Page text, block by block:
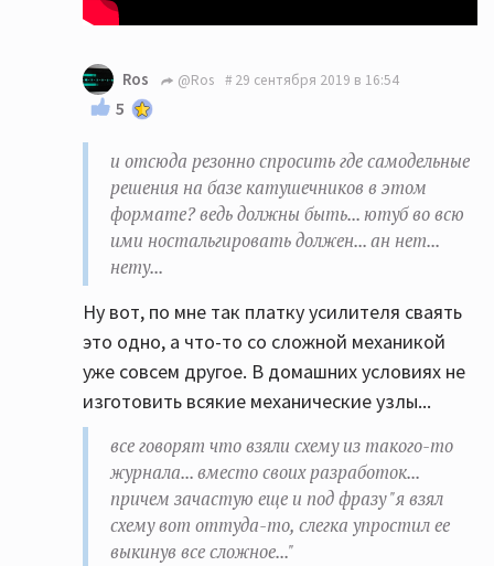
Ros @Ros 29 сентября 2019 в 16:54
5
и отсюда резонно спросить где самодельные
решения на базе катушечников в этом
формате? ведь должны быть... ютуб во всю
ими ностальгировать должен... ан нет...
нету...
Ну вот, по мне так платку усилителя сваять
это одно, а что-то со сложной механикой
уже совсем другое. В домашних условиях не
изготовить всякие механические узлы...
все говорят что взяли схему из такого-то
журнала... вместо своих разработок...
причем зачастую еще и под фразу "я взял
схему вот оттуда-то, слегка упростил ее
выкинув все сложное..."